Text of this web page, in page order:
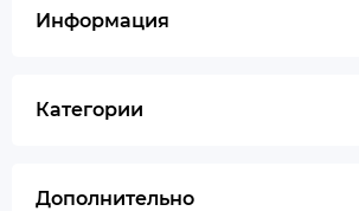
Информация
Категории
Дополнительно